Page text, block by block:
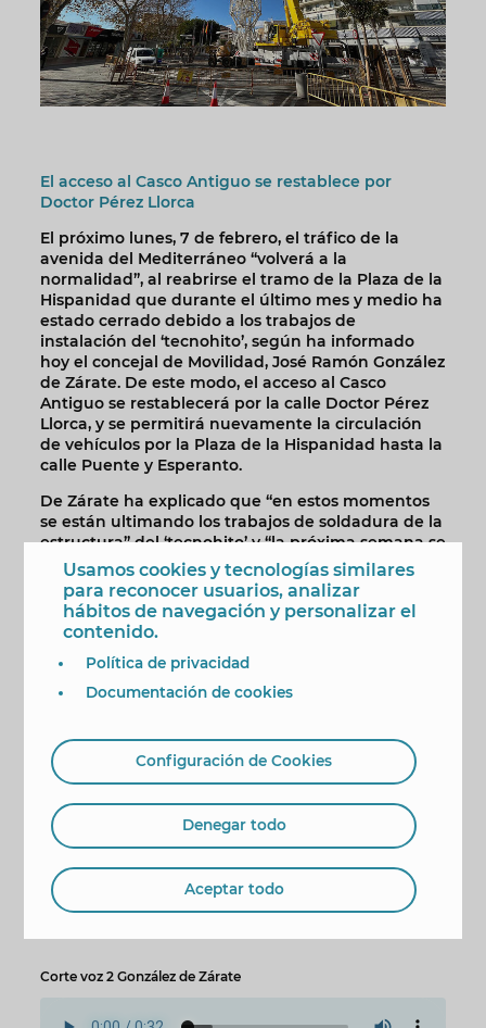
El acceso al Casco Antiguo se restablece por
Doctor Pérez Llorca
El próximo lunes, 7 de febrero, el tráfico de la
avenida del Mediterráneo “volverá a la
normalidad”, al reabrirse el tramo de la Plaza de la
Hispanidad que durante el último mes y medio ha
estado cerrado debido a los trabajos de
instalación del ‘tecnohito’, según ha informado
hoy el concejal de Movilidad, José Ramón González
de Zárate. De este modo, el acceso al Casco
Antiguo se restablecerá por la calle Doctor Pérez
Llorca, y se permitirá nuevamente la circulación
de vehículos por la Plaza de la Hispanidad hasta la
calle Puente y Esperanto.
De Zárate ha explicado que “en estos momentos
se están ultimando los trabajos de soldadura de la
estructura” del ‘tecnohito’ y “la próxima semana se
iniciará la instalación de las pantallas de ‘led’ que
envolverán dicha estructura”. El edil ha aclarado
que el transporte y descarga de estas pantallas
puede comportar “puntuales ocupaciones de vía”,
El responsable de Movilidad, y también del área de
Obras, ha incidido en que el ‘tecnohito’ es “un
instalación y puesta en marcha se culminarán las
obras de la primera fase de remodelación de la
avenida del Mediterráneo.
Corte voz 1 González de Zárate
Corte voz 2 González de Zárate
Usamos cookies y tecnologías similares
para reconocer usuarios, analizar
hábitos de navegación y personalizar el
contenido.
Política de privacidad
Documentación de cookies
Configuración de Cookies
Denegar todo
Aceptar todo